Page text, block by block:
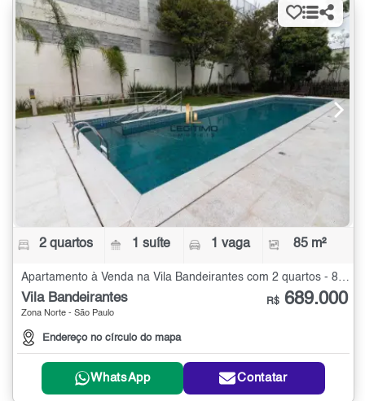
2 quartos 1 suíte 1 vaga 85 m²
Apartamento à Venda na Vila Bandeirantes com 2 quartos - 85 m²
Vila Bandeirantes
Zona Norte - São Paulo
Endereço no círculo do mapa
R$ 689.000
WhatsApp Contatar